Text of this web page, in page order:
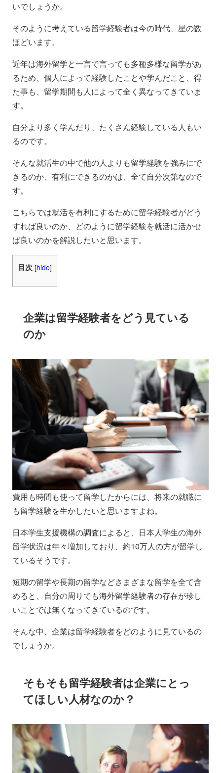
いでしょうか。
そのように考えている留学経験者は今の時代、星の数
ほどいます。
近年は海外留学と一言で言っても多種多様な留学があ
るため、個人によって経験したことや学んだこと、得
た事も、留学期間も人によって全く異なってきていま
す。
自分より多く学んだり、たくさん経験している人もい
るのです。
そんな就活生の中で他の人よりも留学経験を強みにで
きるのか、有利にできるのかは、全て自分次第なので
す。
こちらでは就活を有利にするために留学経験者がどう
すれば良いのか、どのように留学経験を就活に活かせ
ば良いのかを解説したいと思います。
目次 [hide]
企業は留学経験者をどう見ている
のか
費用も時間も使って留学したからには、将来の就職に
も留学経験を生かしたいと思いますよね。
日本学生支援機構の調査によると、日本人学生の海外
留学状況は年々増加しており、約10万人の方が留学し
ているそうです。
短期の留学や長期の留学などさまざまな留学を全て含
めると、自分の周りでも海外留学経験者の存在が珍し
いことでは無くなってきているのです。
そんな中、企業は留学経験者をどのように見ているの
でしょうか。
そもそも留学経験者は企業にとっ
てほしい人材なのか？